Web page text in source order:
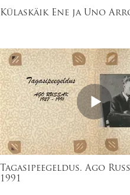
Külaskäik Ene ja Uno
Tagasipeegeldus. Ago
1991